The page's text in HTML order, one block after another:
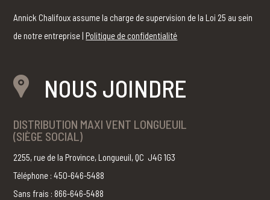
Annick Chalifoux assume la charge de supervision de la Loi 25 au sein
de notre entreprise |Politique de confidentialité
NOUS JOINDRE
DISTRIBUTION MAXI VENT LONGUEUIL
(SIÈGE SOCIAL)
2255, rue de la Province, Longueuil, QC J4G 1G3
Téléphone : 450-646-5488
Sans frais : 866-646-5488